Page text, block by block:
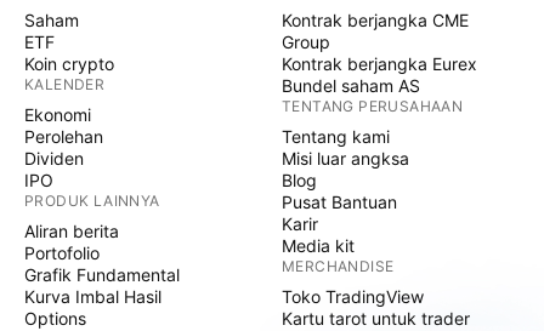
Saham
ETF
Koin crypto
KALENDER
Ekonomi
Perolehan
Dividen
IPO
PRODUK LAINNYA
Aliran berita
Portofolio
Grafik Fundamental
Kurva Imbal Hasil
Options
Kontrak berjangka CME
Group
Kontrak berjangka Eurex
Bundel saham AS
TENTANG PERUSAHAAN
Tentang kami
Misi luar angksa
Blog
Pusat Bantuan
Karir
Media kit
MERCHANDISE
Toko TradingView
Kartu tarot untuk trader